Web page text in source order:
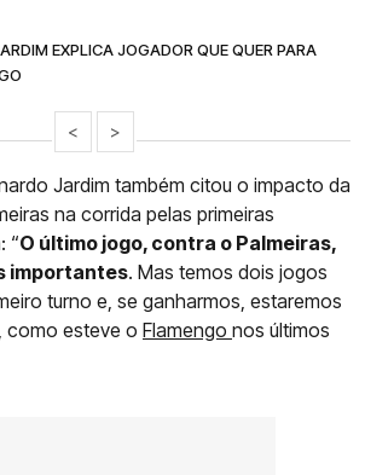
EXPLICA JOGADOR QUE QUER PARA
< >
Jardim também citou o impacto da
na corrida pelas primeiras
“O último jogo, contra o Palmeiras,
importantes. Mas temos dois jogos
turno e, se ganharmos, estaremos
como esteve o Flamengo nos últimos